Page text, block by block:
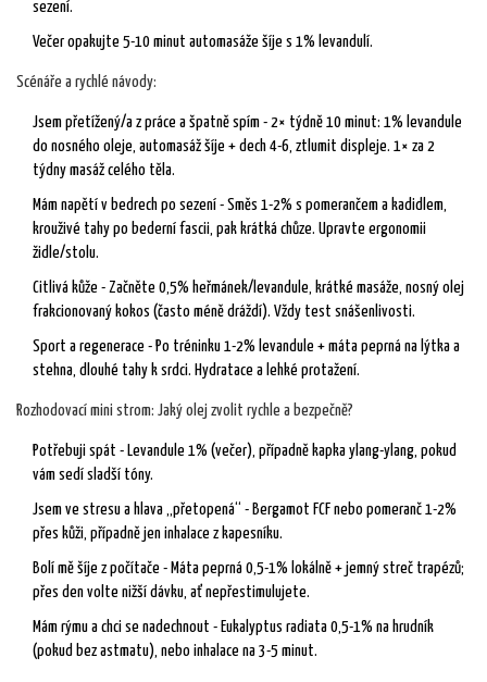
sezení.
Večer opakujte 5-10 minut automasáže šíje s 1% levandulí.
Scénáře a rychlé návody:
Jsem přetížený/a z práce a špatně spím - 2× týdně 10 minut: 1% levandule
do nosného oleje, automasáž šíje + dech 4-6, ztlumit displeje. 1× za 2
týdny masáž celého těla.
Mám napětí v bedrech po sezení - Směs 1-2% s pomerančem a kadidlem,
krouživé tahy po bederní fascii, pak krátká chůze. Upravte ergonomii
židle/stolu.
Citlivá kůže - Začněte 0,5% heřmánek/levandule, krátké masáže, nosný olej
frakcionovaný kokos (často méně dráždí). Vždy test snášenlivosti.
Sport a regenerace - Po tréninku 1-2% levandule + máta peprná na lýtka a
stehna, dlouhé tahy k srdci. Hydratace a lehké protažení.
Rozhodovací mini strom: Jaký olej zvolit rychle a bezpečně?
Potřebuji spát - Levandule 1% (večer), případně kapka ylang-ylang, pokud
vám sedí sladší tóny.
Jsem ve stresu a hlava „přetopená“ - Bergamot FCF nebo pomeranč 1-2%
přes kůži, případně jen inhalace z kapesníku.
Bolí mě šíje z počítače - Máta peprná 0,5-1% lokálně + jemný streč trapézů;
přes den volte nižší dávku, ať nepřestimulujete.
Mám rýmu a chci se nadechnout - Eukalyptus radiata 0,5-1% na hrudník
(pokud bez astmatu), nebo inhalace na 3-5 minut.